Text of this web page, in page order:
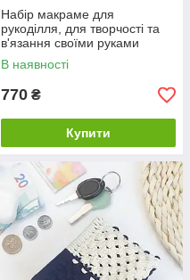
Набір макраме для
рукоділля, для творчості та
в'язання своїми руками
гаманця 15.7х10см колір
червоний з білим
В наявності
770 ₴
Купити